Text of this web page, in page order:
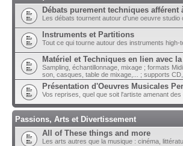
Débats purement techniques
Les débats tournent autour d'une oeuvre studio
Instruments et Partitions
Tout ce qui tourne autour des instruments
Matériel et Techniques en lien avec
Sampling, échantillonnage, mixage ; formats
son, casques, table de mixage,... ; supports CD,
Présentation d'Oeuvres Musicales
Vos reprises, quel que soit l'artiste amenant
Passions, Arts et Divertissement
All of These things and more
Les arts autres que la musique : cinéma,